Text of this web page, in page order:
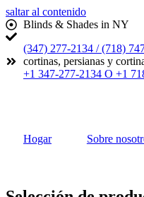
saltar al contenido
Blinds & Shades in NY
(347) 277-2134 / (718)
cortinas, persianas y
+1 347-277-2134 O +1
Hogar Sobre